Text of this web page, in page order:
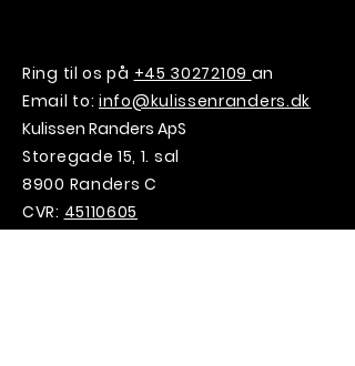
Ring til os på +45 30272109 an
Email to: info@kulissenranders.dk
Kulissen Randers ApS
Storegade 15, 1. sal
8900 Randers C
CVR: 45110605